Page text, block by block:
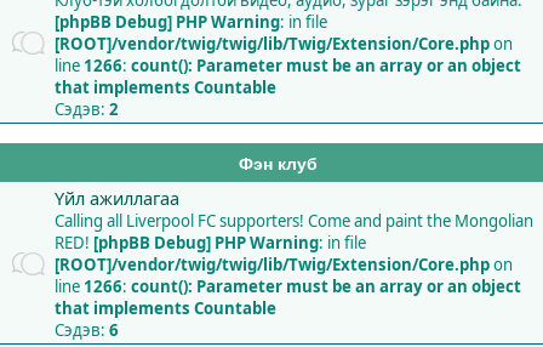
[phpBB Debug] PHP Warning: in file
[ROOT]/vendor/twig/twig/lib/Twig/Extension/Core.phpon
line 1266: count(): Parameter must be an array or an object
that implements Countable
Сэдэв: 2
Фэн клуб
Үйл ажиллагаа
Calling all Liverpool FC supporters! Come and paint the Mongolian
RED! [phpBB Debug] PHP Warning: in file
[ROOT]/vendor/twig/twig/lib/Twig/Extension/Core.phpon
line 1266: count(): Parameter must be an array or an object
that implements Countable
Сэдэв: 6